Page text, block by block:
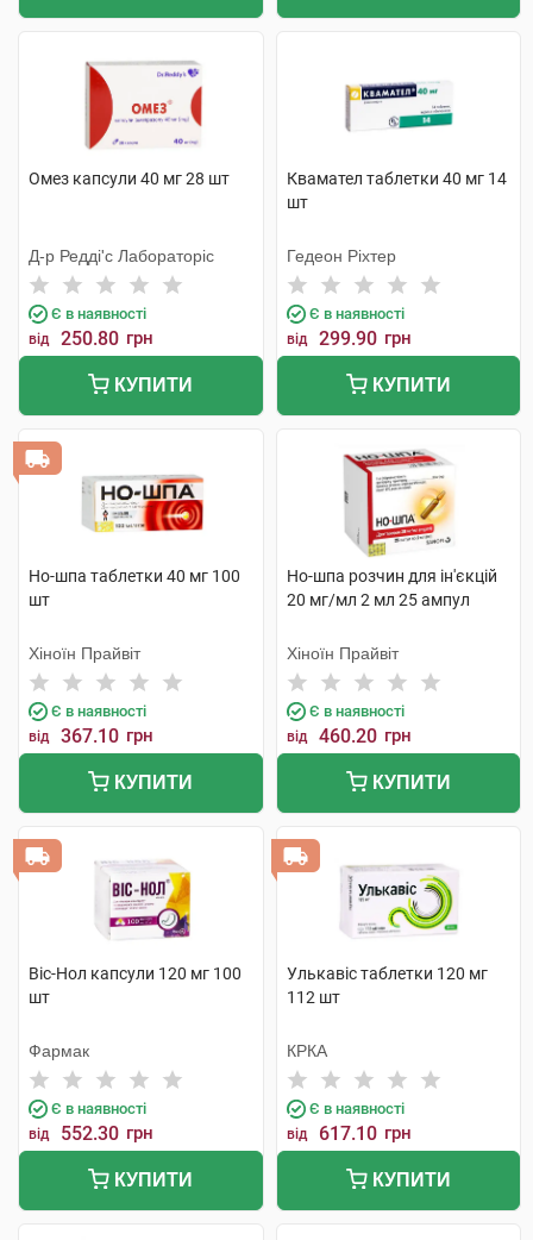
Омез капсули 40 мг 28 шт
Д-р Редді'с Лабораторіс
Є в наявності
від 250.80 грн
КУПИТИ
Квамател таблетки 40 мг 14
шт
Гедеон Ріхтер
Є в наявності
від 299.90 грн
КУПИТИ
Но-шпа таблетки 40 мг 100
шт
Хіноїн Прайвіт
Є в наявності
від 367.10 грн
КУПИТИ
Но-шпа розчин для ін'єкцій
20 мг/мл 2 мл 25 ампул
Хіноїн Прайвіт
Є в наявності
від 460.20 грн
КУПИТИ
Віс-Нол капсули 120 мг 100
шт
Фармак
Є в наявності
від 552.30 грн
КУПИТИ
Улькавіс таблетки 120 мг
112 шт
КРКА
Є в наявності
від 617.10 грн
КУПИТИ